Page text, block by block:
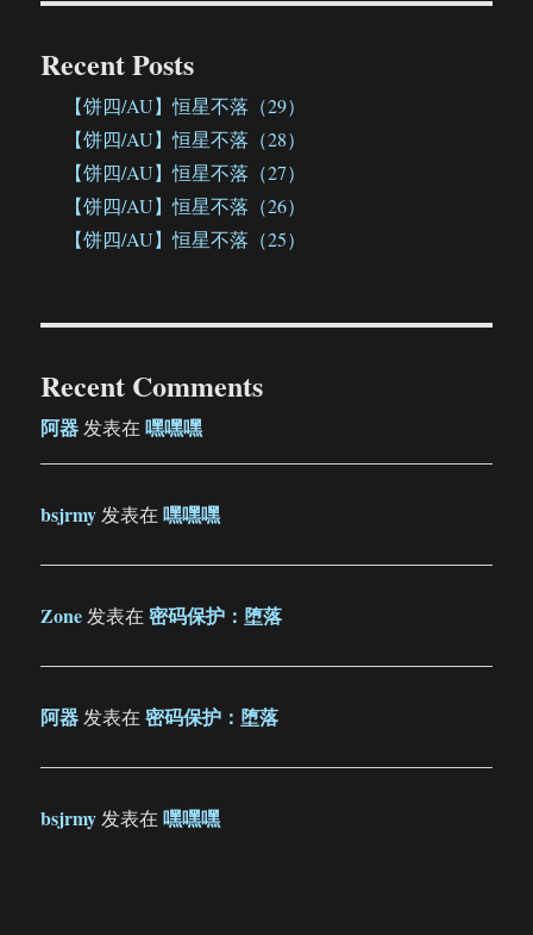
Recent Posts
【饼四/AU】恒星不落（29）
【饼四/AU】恒星不落（28）
【饼四/AU】恒星不落（27）
【饼四/AU】恒星不落（26）
【饼四/AU】恒星不落（25）
Recent Comments
阿器发表在嘿嘿嘿
bsjrmy发表在嘿嘿嘿
Zone发表在密码保护：堕落
阿器发表在密码保护：堕落
bsjrmy发表在嘿嘿嘿